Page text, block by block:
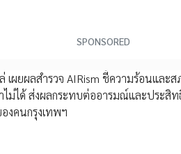
SPONSORED